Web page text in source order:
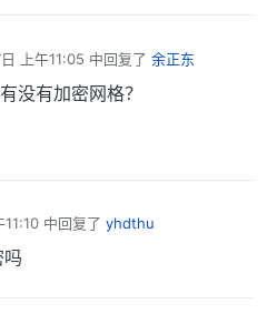
上午11:05 中回复了 余正东
没有加密网格？
11:10 中回复了 yhdthu